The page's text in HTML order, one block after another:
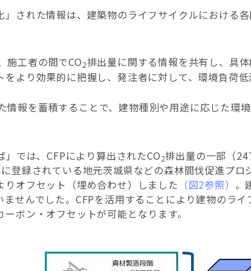
」された情報は、建築物のライフサイクルにおける
施工者の間でCO2排出量に関する情報を共有し、具体
をより効果的に把握し、発注者に対して、環境負荷
情報を蓄積することで、建物種別や用途に応じた環
では、CFPにより算出されたCO2排出量の一部（
に登録されている地元茨城県などの森林間伐促進プ
りオフセット（埋め合わせ）しました （図2参照） 。
ませんでした。CFPを活用することにより建物のラ
ボン・オフセットが可能となります。